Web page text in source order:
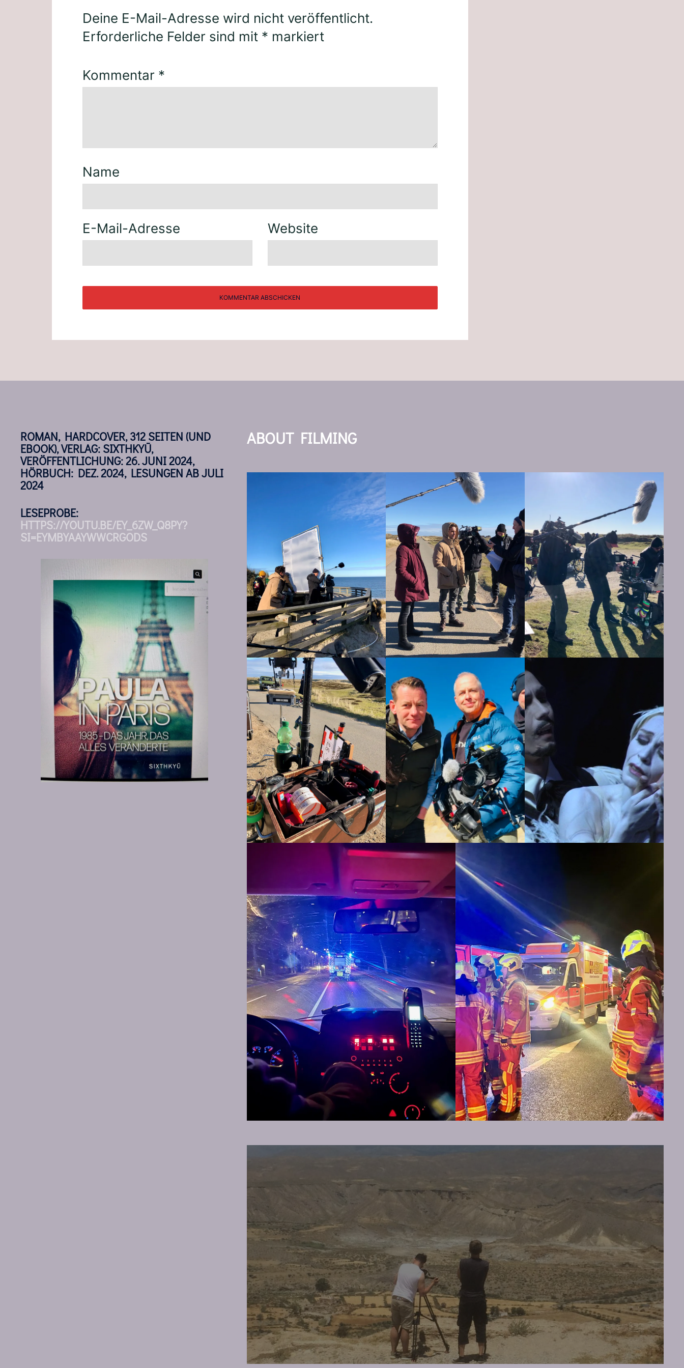
Deine E-Mail-Adresse wird nicht veröffentlicht.
Erforderliche Felder sind mit * markiert
Kommentar *
Name
E-Mail-Adresse Website
ROMAN, HARDCOVER, 312 SEITEN (UND
EBOOK), VERLAG: SIXTHKYŪ,
VERÖFFENTLICHUNG: 26. JUNI 2024,
HÖRBUCH: DEZ. 2024, LESUNGEN AB JULI
2024
LESEPROBE:
HTTPS://YOUTU.BE/EY_6ZW_Q8PY?
SI=EYMBYAAYWWCRGODS
ABOUT FILMING